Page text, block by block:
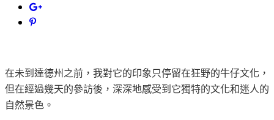
在未到達德州之前，我對它的印象只停留在狂野的牛仔文化，
但在經過幾天的參訪後，深深地感受到它獨特的文化和迷人的
自然景色。